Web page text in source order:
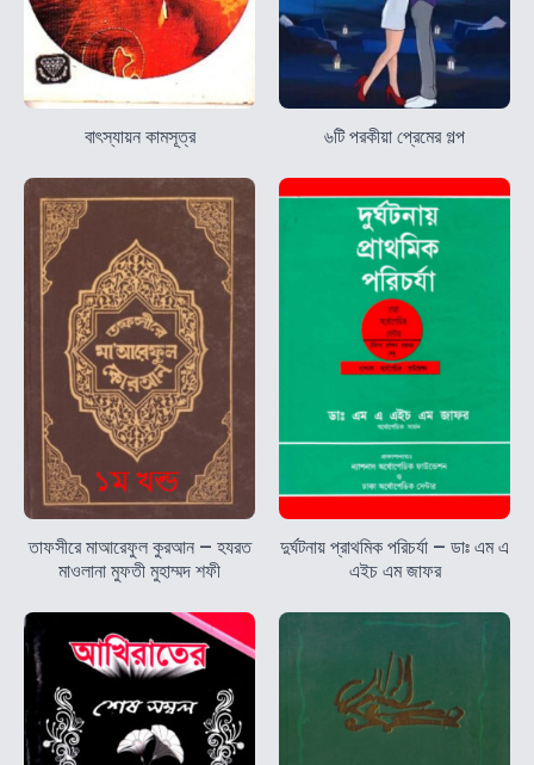
বাৎস্যায়ন কামসূত্র ৬টি পরকীয়া প্রেমের গল্প
তাফসীরে মাআরেফুল কুরআন – হযরত
মাওলানা মুফতী মুহাম্মদ শফী
দুর্ঘটনায় প্রাথমিক পরিচর্যা – ডাঃ এম এ
এইচ এম জাফর